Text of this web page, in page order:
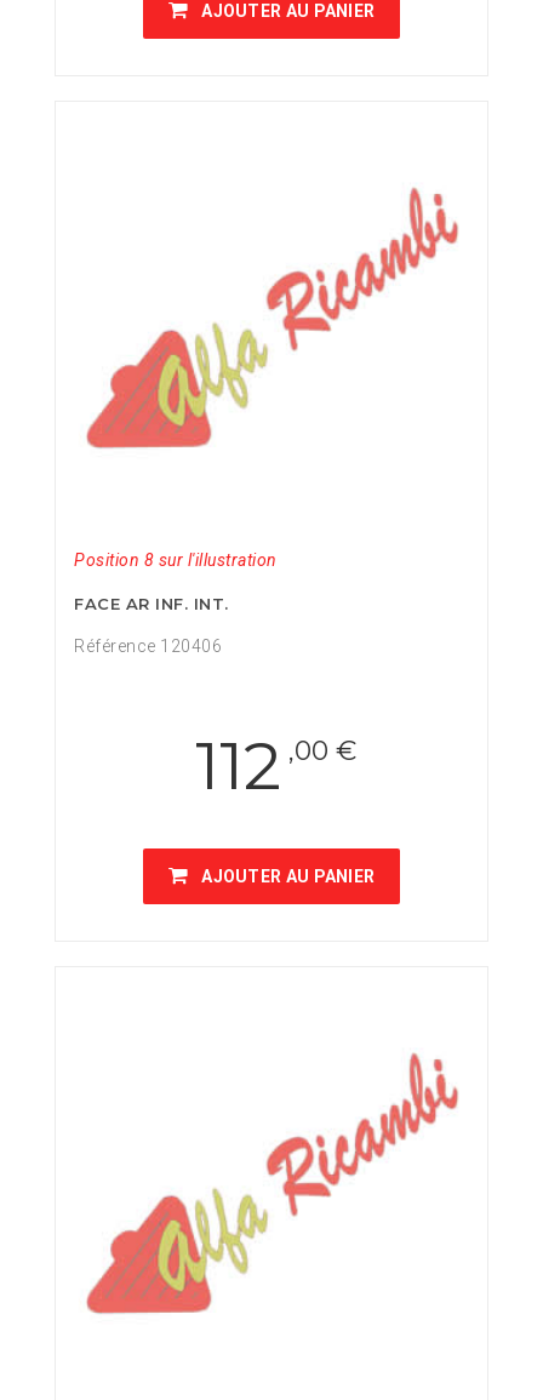
AJOUTER AU PANIER
Position 8 sur l'illustration
FACE AR INF. INT.
Référence 120406
112 ,00 €
AJOUTER AU PANIER